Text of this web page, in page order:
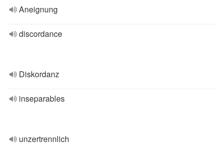
Aneignung
discordance
Diskordanz
inseparables
unzertrennlich